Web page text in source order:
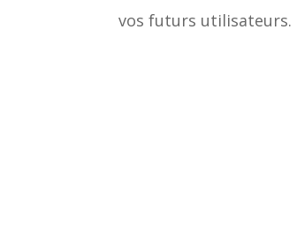
vos futurs utilisateurs.